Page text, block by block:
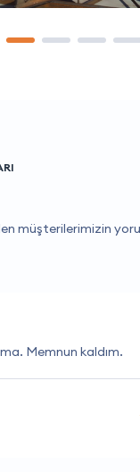
müşterilerimizin
Memnun kaldım.